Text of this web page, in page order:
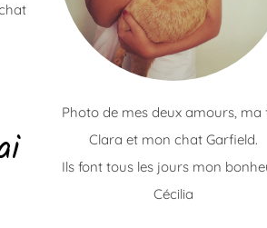
Photo de mes deux amours, ma
Clara et mon chat Garfield.
Ils font tous les jours mon
Cécilia